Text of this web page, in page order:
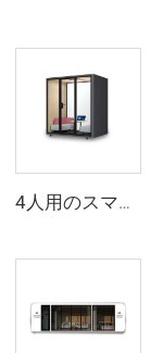
4人用のスマートで防音ブース - Cyspace Y PROシリーズ